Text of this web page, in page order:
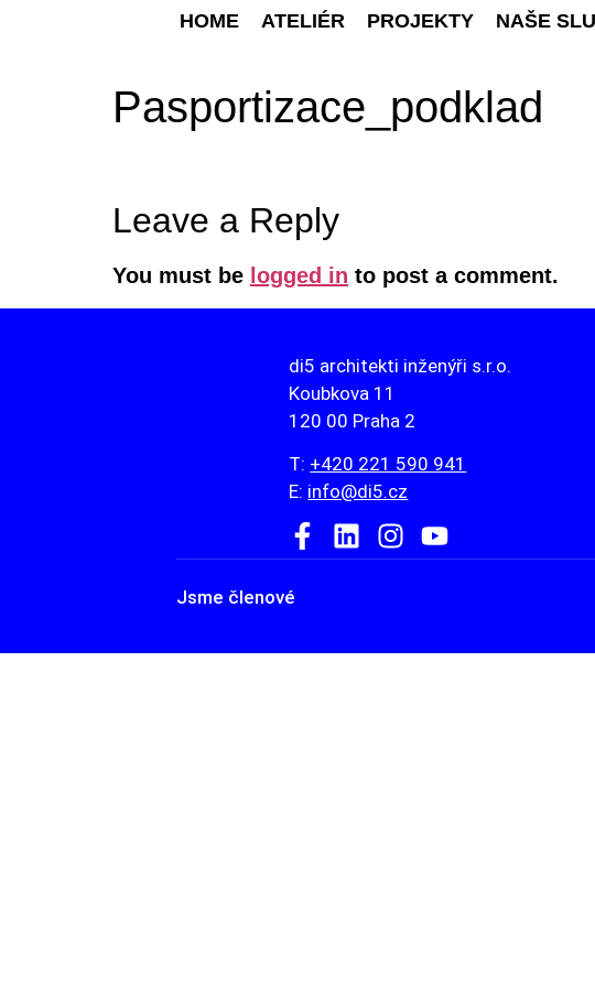
HOME ATELIÉR PROJEKTY NAŠE
Pasportizace_podklad
Leave a Reply
You must be logged in to post a comment.
di5 architekti inženýři s.r.o.
Koubkova 11
120 00 Praha 2
T: +420 221 590 941
E: info@di5.cz
Jsme členové